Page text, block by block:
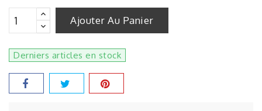
Ajouter Au Panier
Derniers articles en stock